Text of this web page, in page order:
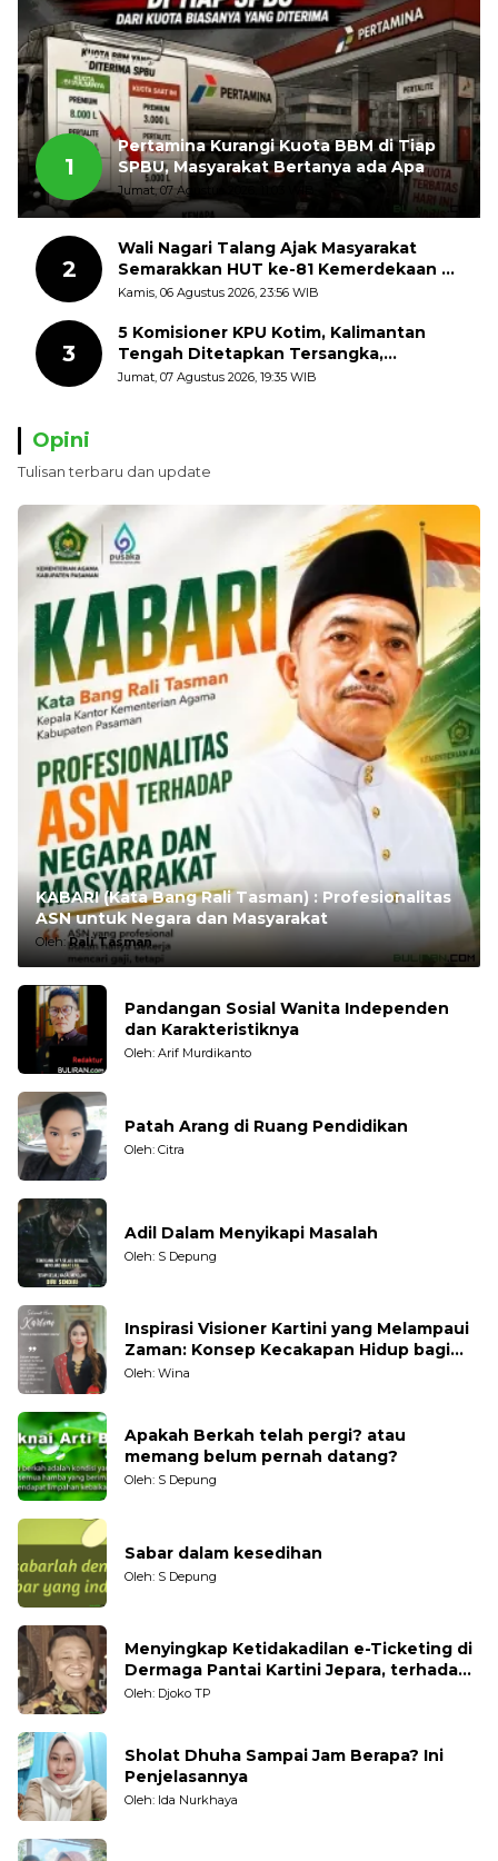
1
Pertamina Kurangi Kuota BBM di Tiap
SPBU, Masyarakat Bertanya ada Apa
Jumat, 07 Agustus 2026, 11:03 WIB
2
Wali Nagari Talang Ajak Masyarakat
Semarakkan HUT ke-81 Kemerdekaan RI
dengan Mengibarkan Bendera Merah
Kamis, 06 Agustus 2026, 23:56 WIB
3
5 Komisioner KPU Kotim, Kalimantan
Tengah Ditetapkan Tersangka,
Kerugian Negara ditaksir 10 Milyard
Jumat, 07 Agustus 2026, 19:35 WIB
Opini
Tulisan terbaru dan update
KABARI (Kata Bang Rali Tasman) : Profesionalitas
ASN untuk Negara dan Masyarakat
Oleh:Rali Tasman
Pandangan Sosial Wanita Independen
dan Karakteristiknya
Oleh: Arif Murdikanto
Patah Arang di Ruang Pendidikan
Oleh: Citra
Adil Dalam Menyikapi Masalah
Oleh: S Depung
Inspirasi Visioner Kartini yang Melampaui
Zaman: Konsep Kecakapan Hidup bagi
Generasi Muda
Oleh: Wina
Apakah Berkah telah pergi? atau
memang belum pernah datang?
Oleh: S Depung
Sabar dalam kesedihan
Oleh: S Depung
Menyingkap Ketidakadilan e-Ticketing di
Dermaga Pantai Kartini Jepara, terhadap
Nelayan Tradisional
Oleh: Djoko TP
Sholat Dhuha Sampai Jam Berapa? Ini
Penjelasannya
Oleh: Ida Nurkhaya